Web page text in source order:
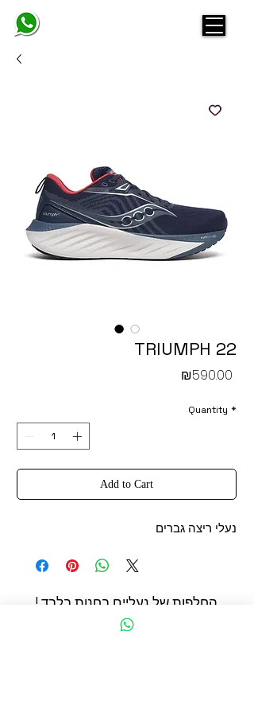
TRIUMPH 22
₪590.00
Quantity *
Add to Cart
נעלי ריצה גברים
החלפות של נעליים בחנות בלבד !